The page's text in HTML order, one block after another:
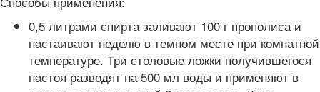
0,5 литрами спирта заливают 100 г прополиса и
настаивают неделю в темном месте при комнатной
температуре. Три столовые ложки получившегося
настоя разводят на 500 мл воды и применяют в